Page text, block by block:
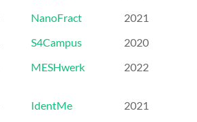
NanoFract 2021
S4Campus 2020
MESHwerk 2022
IdentMe 2021